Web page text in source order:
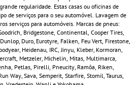
regularidade. Estas casas ou oficinas de
de serviços para o seu automóvel. Lavagem de
serviços para automóveis. Marcas de pneus:
Bridgestone, Continental, Cooper Tires,
Duro, Eurotyre, Falken, Feu Vert, Firestone,
Heidenau, IRC, Jinyu, Kleber, Kormoran,
Metzeler, Michelin, Mitas, Multimarca,
Petlas, Pirelli, Pneucity, Ramôa, Riken,
Way, Sava, Semperit, Starfire, Stomil, Taurus,